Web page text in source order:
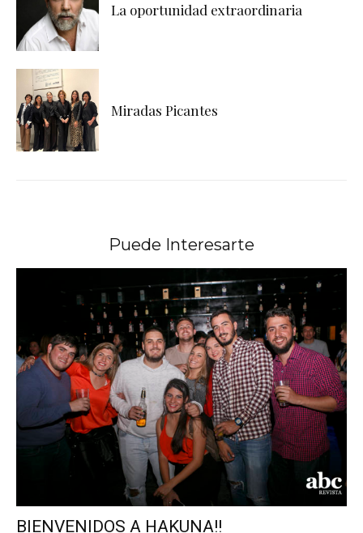
La oportunidad extraordinaria
Miradas Picantes
Puede Interesarte
BIENVENIDOS A HAKUNA!!